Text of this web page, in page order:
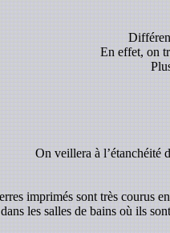
En effet, on
On veillera à l’étanchéité
imprimés sont très courus
les salles de bains où ils